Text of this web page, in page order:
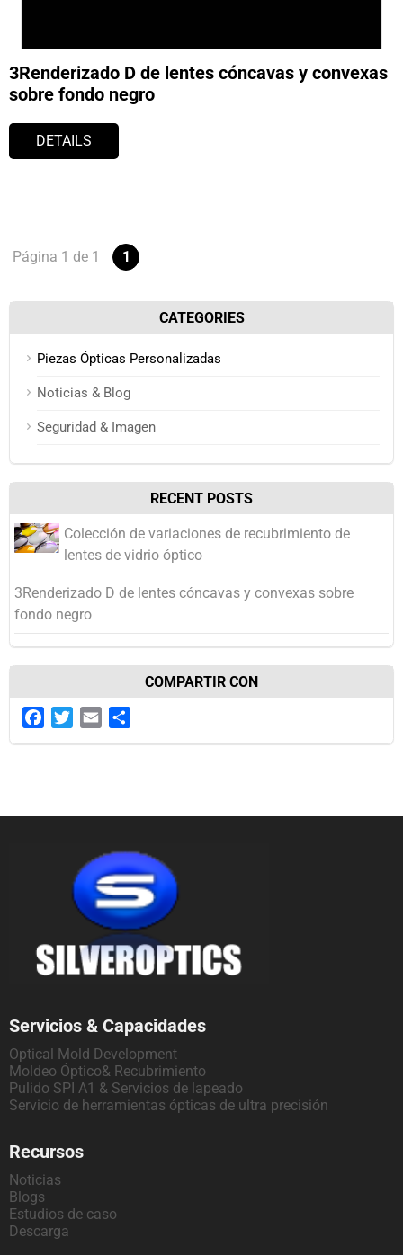
3Renderizado D de lentes cóncavas y convexas
sobre fondo negro
DETAILS
Página 1 de 1 1
CATEGORIES
Piezas Ópticas Personalizadas
Noticias & Blog
Seguridad & Imagen
RECENT POSTS
Colección de variaciones de recubrimiento de
lentes de vidrio óptico
3Renderizado D de lentes cóncavas y convexas sobre
fondo negro
COMPARTIR CON
FacebookTwitterEmail
Servicios & Capacidades
Optical Mold Development
Moldeo Óptico& Recubrimiento
Pulido SPI A1 & Servicios de lapeado
Servicio de herramientas ópticas de ultra precisión
Recursos
Noticias
Blogs
Estudios de caso
Descarga